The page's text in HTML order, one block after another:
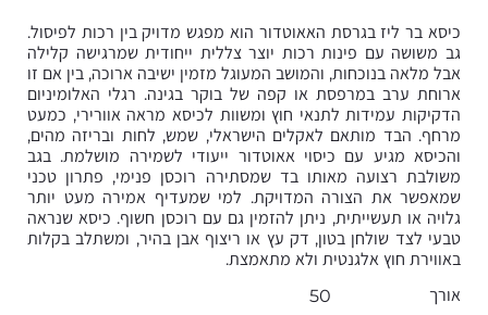
כיסא בר ליז בגרסת האאוטדור הוא מפגש מדויק בין רכות לפיסול.
גב משושה עם פינות רכות יוצר צללית ייחודית שמרגישה קלילה
אבל מלאה בנוכחות, והמושב המעוגל מזמין ישיבה ארוכה, בין אם זו
ארוחת ערב במרפסת או קפה של בוקר בגינה. רגלי האלומיניום
הדקיקות עמידות לתנאי חוץ ומשוות לכיסא מראה אוורירי, כמעט
מרחף. הבד מותאם לאקלים הישראלי, שמש, לחות ובריזה מהים,
והכיסא מגיע עם כיסוי אאוטדור ייעודי לשמירה מושלמת. בגב
משולבת רצועה מאותו בד שמסתירה רוכסן פנימי, פתרון טכני
שמאפשר את הצורה המדויקת. למי שמעדיף אמירה מעט יותר
גלויה או תעשייתית, ניתן להזמין גם עם רוכסן חשוף. כיסא שנראה
טבעי לצד שולחן בטון, דק עץ או ריצוף אבן בהיר, ומשתלב בקלות
באווירת חוץ אלגנטית ולא מתאמצת.
אורך
50